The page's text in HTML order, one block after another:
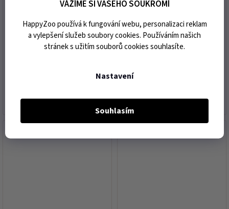
VÁŽÍME SI VAŠEHO SOUKROMÍ
HappyZoo používá k fungování webu, personalizaci reklam
a vylepšení služeb soubory cookies. Používáním našich
stránek s užitím souborů cookies souhlasíte.
Nastavení
Souhlasím
expedice do 10 dnů od vaší
objednávky
464 Kč
expedice do 10 dnů od vaší
objednávky
464 Kč